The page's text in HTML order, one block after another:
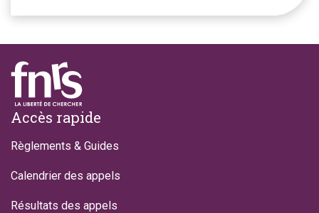
Footer
Accès rapide
Règlements & Guides
Calendrier des appels
Résultats des appels